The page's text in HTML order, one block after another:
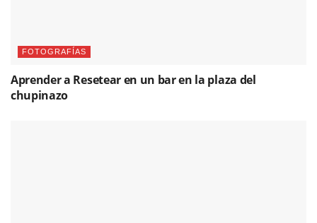
FOTOGRAFÍAS
Aprender a Resetear en un bar en la plaza del
chupinazo